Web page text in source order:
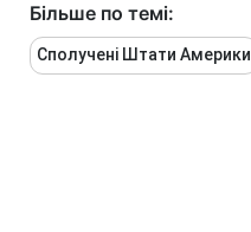
Більше по темі:
Сполучені Штати Америки